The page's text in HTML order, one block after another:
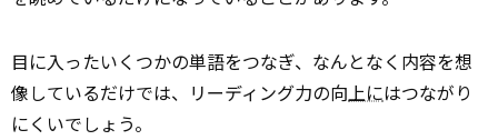
目に入ったいくつかの単語をつなぎ、なんとなく内容を想
像しているだけでは、リーディング力の向上にはつながり
にくいでしょう。